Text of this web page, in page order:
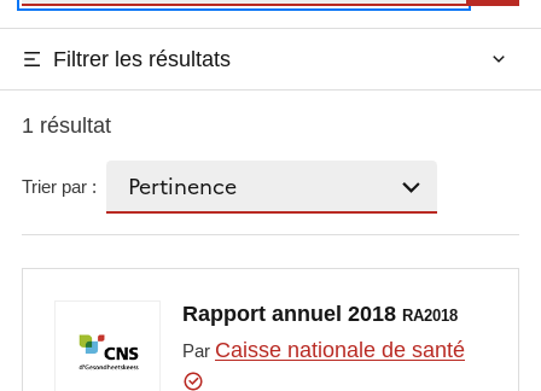
Filtrer les résultats
1 résultat
Trier par :
Rapport annuel 2018 RA2018
Par Caisse nationale de santé